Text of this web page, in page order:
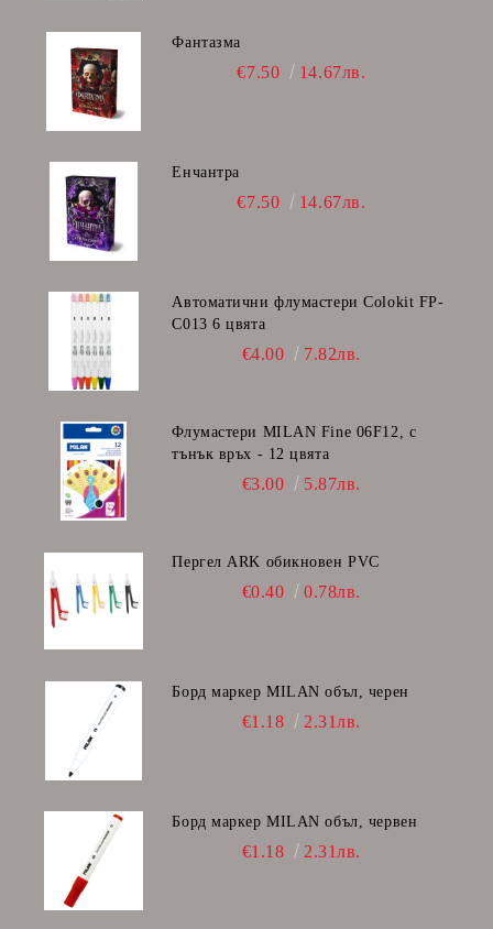
Фантазма
€7.50 14.67лв.
Енчантра
€7.50 14.67лв.
Автоматични флумастери Colokit FP-
C013 6 цвята
€4.00 7.82лв.
Флумастери MILAN Fine 06F12, с
тънък връх - 12 цвята
€3.00 5.87лв.
Пергел ARK обикновен PVC
€0.40 0.78лв.
Борд маркер MILAN объл, черен
€1.18 2.31лв.
Борд маркер MILAN объл, червен
€1.18 2.31лв.